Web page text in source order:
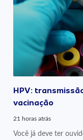
HPV:
vacinação
21 horas atrás
Você já deve ter